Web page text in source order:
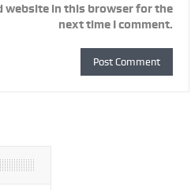
website in this browser for the
next time I comment.